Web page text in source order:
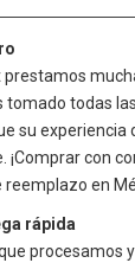
tomado todas
su experiencia
¡Comprar con
reemplazo en
rápida
procesamos